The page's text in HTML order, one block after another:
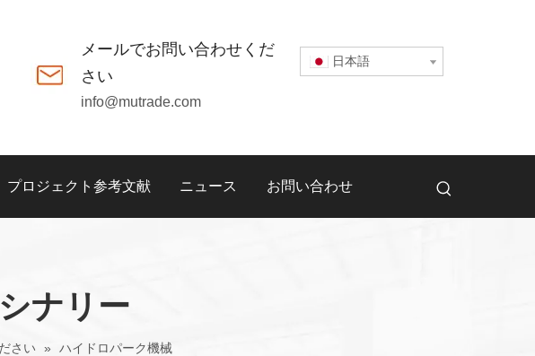
メールでお問い合わせくだ
さい
info@mutrade.com
日本語
プロジェクト参考文献 ニュース お問い合わせ
ナリー
さい » ハイドロパーク機械